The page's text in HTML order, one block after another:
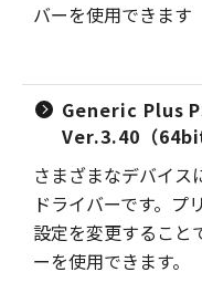
バーを使用できます
Generic Plus
Ver.3.40（64bit
さまざまなデバイス
ドライバーです。プ
設定を変更すること
ーを使用できます。